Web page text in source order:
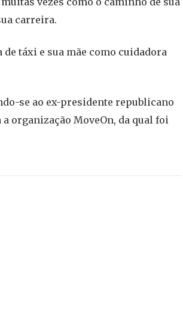
carreira.
táxi e sua mãe como cuidadora
se ao ex-presidente republicano
organização MoveOn, da qual foi